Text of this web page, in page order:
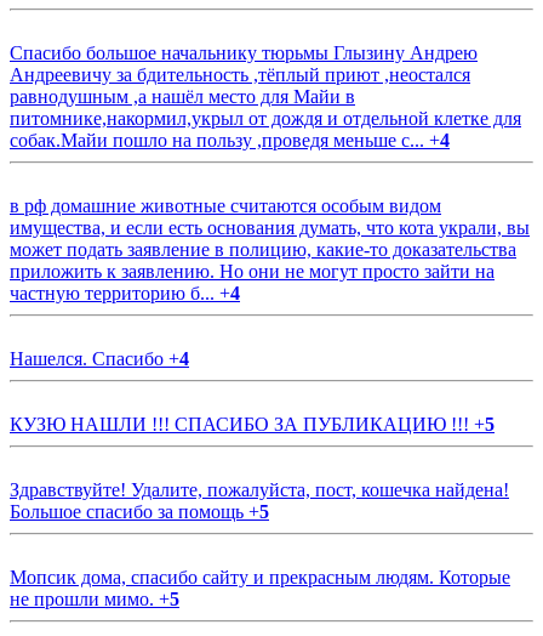
Спасибо большое начальнику тюрьмы Глызину Андрею
Андреевичу за бдительность ,тёплый приют ,неостался
равнодушным ,а нашёл место для Майи в
питомнике,накормил,укрыл от дождя и отдельной клетке для
собак.Майи пошло на пользу ,проведя меньше с... +4
в рф домашние животные считаются особым видом
имущества, и если есть основания думать, что кота украли, вы
может подать заявление в полицию, какие-то доказательства
приложить к заявлению. Но они не могут просто зайти на
частную территорию б... +4
Нашелся. Спасибо +4
КУЗЮ НАШЛИ !!! СПАСИБО ЗА ПУБЛИКАЦИЮ !!! +5
Здравствуйте! Удалите, пожалуйста, пост, кошечка найдена!
Большое спасибо за помощь +5
Мопсик дома, спасибо сайту и прекрасным людям. Которые
не прошли мимо. +5